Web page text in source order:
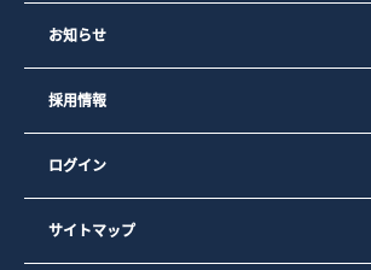
お知らせ
採用情報
ログイン
サイトマップ